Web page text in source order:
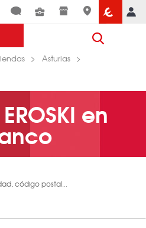
Asturias
en
código postal...